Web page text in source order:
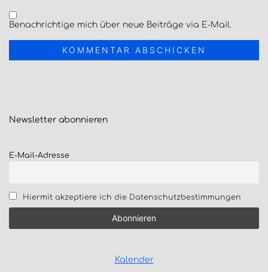
Benachrichtige mich über neue Beiträge via E-Mail.
Newsletter abonnieren
E-Mail-Adresse
Hiermit akzeptiere ich die Datenschutzbestimmungen
Kalender